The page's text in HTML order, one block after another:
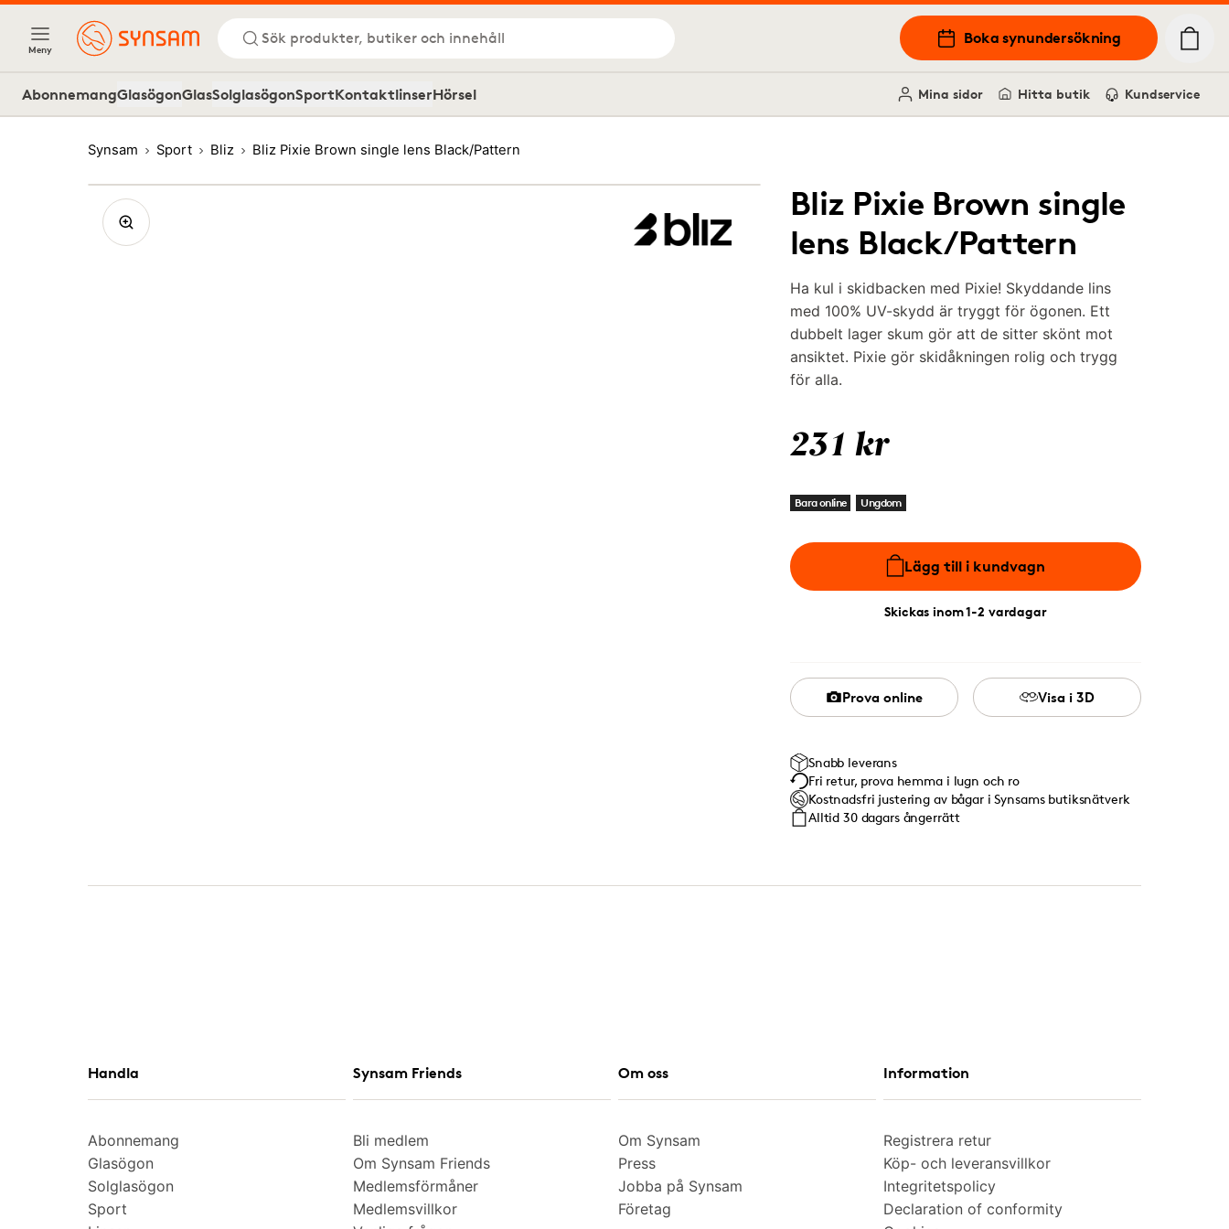
Meny
Sök produkter, butiker och innehåll Boka synundersökning
AbonnemangGlasögonGlasSolglasögonSportKontaktlinserHörsel Mina sidor Hitta butik Kundservice
Synsam Sport Bliz Bliz Pixie Brown single lens Black/Pattern
Bliz Pixie Brown single
lens Black/Pattern
Ha kul i skidbacken med Pixie! Skyddande lins
med 100% UV-skydd är tryggt för ögonen. Ett
dubbelt lager skum gör att de sitter skönt mot
ansiktet. Pixie gör skidåkningen rolig och trygg
för alla.
231 kr
Bara online Ungdom
Lägg till i kundvagn
Skickas inom 1-2 vardagar
Prova online Visa i 3D
Snabb leverans
Fri retur, prova hemma i lugn och ro
Kostnadsfri justering av bågar i Synsams butiksnätverk
Alltid 30 dagars ångerrätt
Handla
Abonnemang
Glasögon
Solglasögon
Sport
Synsam Friends
Bli medlem
Om Synsam Friends
Medlemsförmåner
Medlemsvillkor
Om oss
Om Synsam
Press
Jobba på Synsam
Företag
Information
Registrera retur
Köp- och leveransvillkor
Integritetspolicy
Declaration of conformity